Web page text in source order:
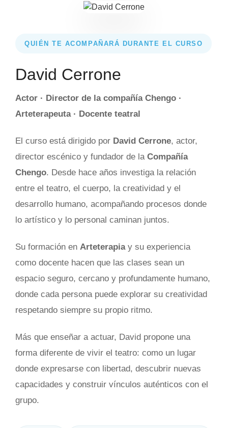
QUIÉN TE ACOMPAÑARÁ DURANTE EL CURSO
David Cerrone
Actor · Director de la compañía Chengo ·
Arteterapeuta · Docente teatral
El curso está dirigido por David Cerrone, actor,
director escénico y fundador de la Compañía
Chengo. Desde hace años investiga la relación
entre el teatro, el cuerpo, la creatividad y el
desarrollo humano, acompañando procesos donde
lo artístico y lo personal caminan juntos.
Su formación en Arteterapiay su experiencia
como docente hacen que las clases sean un
espacio seguro, cercano y profundamente humano,
donde cada persona puede explorar su creatividad
respetando siempre su propio ritmo.
Más que enseñar a actuar, David propone una
forma diferente de vivir el teatro: como un lugar
donde expresarse con libertad, descubrir nuevas
capacidades y construir vínculos auténticos con el
grupo.